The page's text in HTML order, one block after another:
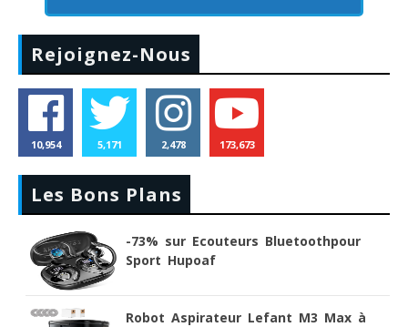
Rejoignez-Nous
10,954 5,171 2,478 173,673
Les Bons Plans
-73% sur Ecouteurs Bluetoothpour
Sport Hupoaf
Robot Aspirateur Lefant M3 Max à